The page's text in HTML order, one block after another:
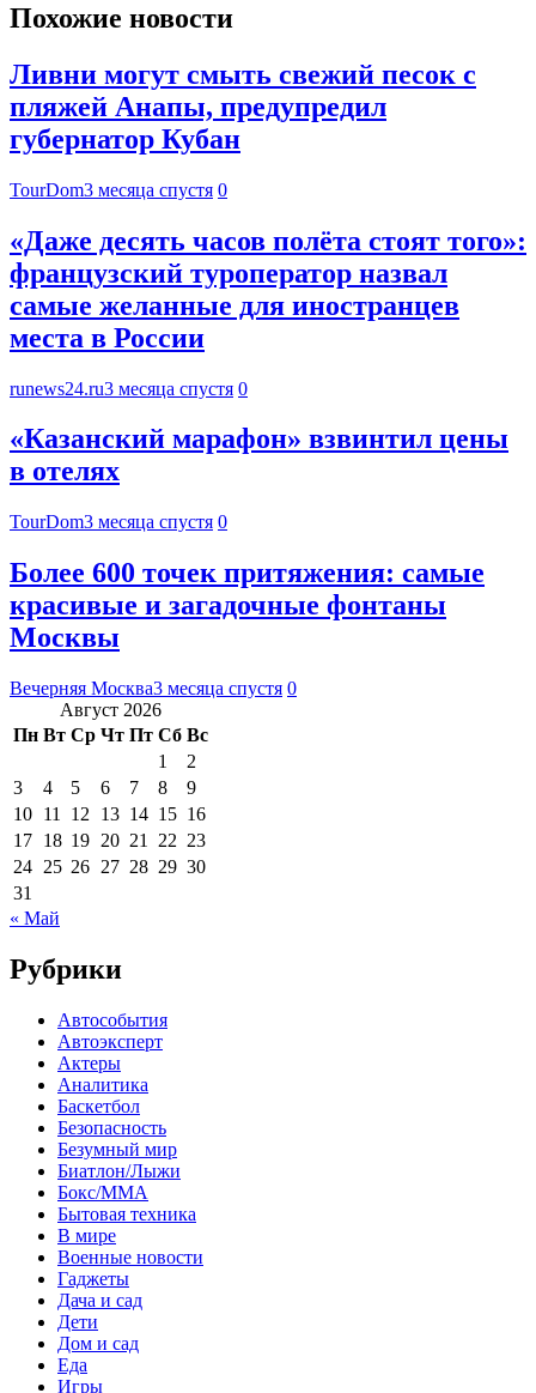
Похожие новости
Ливни могут смыть свежий песок с
пляжей Анапы, предупредил
губернатор Кубан
TourDom3 месяца спустя 0
«Даже десять часов полёта стоят того»:
французский туроператор назвал
самые желанные для иностранцев
места в России
runews24.ru3 месяца спустя 0
«Казанский марафон» взвинтил цены
в отелях
TourDom3 месяца спустя 0
Более 600 точек притяжения: самые
красивые и загадочные фонтаны
Москвы
Вечерняя Москва3 месяца спустя 0
Август 2026
Пн Вт Ср Чт Пт Сб Вс
1
2
3
4 5 6 7 8
9
10 11 12 13 14 15 16
17 18 19 20 21 22 23
24 25 26 27 28 29 30
31
« Май
Рубрики
Автособытия
Автоэксперт
Актеры
Аналитика
Баскетбол
Безопасность
Безумный мир
Биатлон/Лыжи
Бокс/MMA
Бытовая техника
В мире
Военные новости
Гаджеты
Дача и сад
Дети
Дом и сад
Еда
Игры